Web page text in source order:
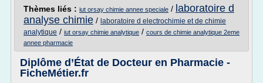
Thèmes liés : iut orsay chimie annee speciale / laboratoire d
analyse chimie / laboratoire d electrochimie et de chimie
analytique / iut orsay chimie analytique / cours de chimie analytique 2eme
annee pharmacie
Diplôme d’État de Docteur en Pharmacie -
FicheMétier.fr